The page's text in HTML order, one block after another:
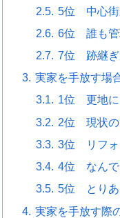
5位 中心街
6位 誰も管
7位 跡継ぎ
実家を手放す場
1位 更地に
2位 現状の
3位 リフォ
4位 なんで
5位 とりあ
実家を手放す際